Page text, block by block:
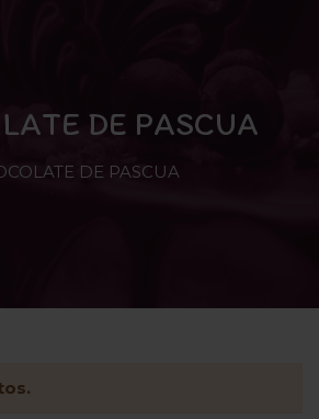
DE PASCUA
DE PASCUA